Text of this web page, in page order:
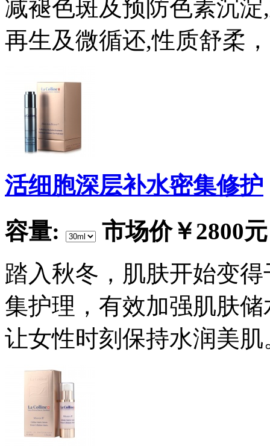
减褪色斑及预防色素沉
再生及微循还,性质舒柔
活细胞深层补水密集修护
容量:
市场价￥2800元
踏入秋冬，肌肤开始变
集护理，有效加强肌肤
让女性时刻保持水润美肌